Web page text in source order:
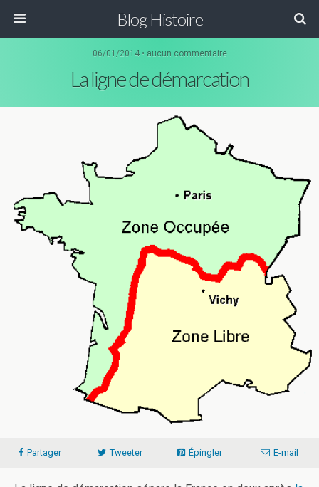
Blog Histoire
06/01/2014 • aucun commentaire
La ligne de démarcation
Partager Tweeter Épingler E-mail